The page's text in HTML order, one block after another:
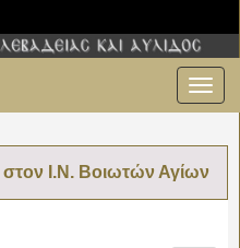
στον Ι.Ν. Βοιωτών Αγίων